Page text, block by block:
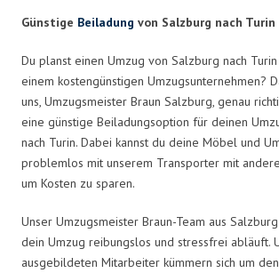
Günstige Beiladung von Salzburg nach Turin
Du planst einen Umzug von Salzburg nach Turin
einem kostengünstigen Umzugsunternehmen?
uns, Umzugsmeister Braun Salzburg, genau
eine günstige Beiladungsoption für deinen
nach Turin. Dabei kannst du deine Möbel und
problemlos mit unserem Transporter mit
um Kosten zu sparen.
Unser Umzugsmeister Braun-Team aus
dein Umzug reibungslos und stressfrei abläuft.
ausgebildeten Mitarbeiter kümmern sich um